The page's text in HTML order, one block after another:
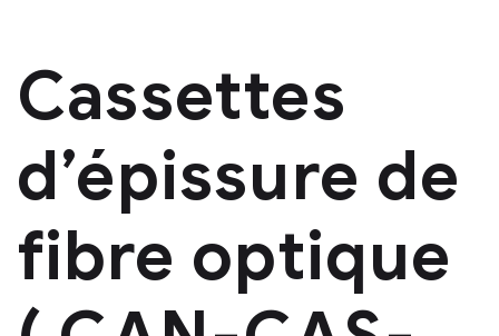
Cassettes
d’épissure de
fibre optique